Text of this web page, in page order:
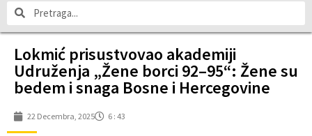
Lokmić prisustvovao akademiji
Udruženja „Žene borci 92–95“: Žene su
bedem i snaga Bosne i Hercegovine
22 Decembra, 2025 6 : 43